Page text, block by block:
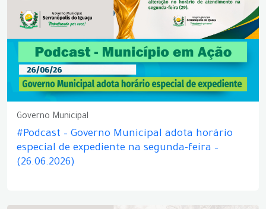
Governo Municipal
#Podcast – Governo Municipal adota horário
especial de expediente na segunda-feira –
(26.06.2026)